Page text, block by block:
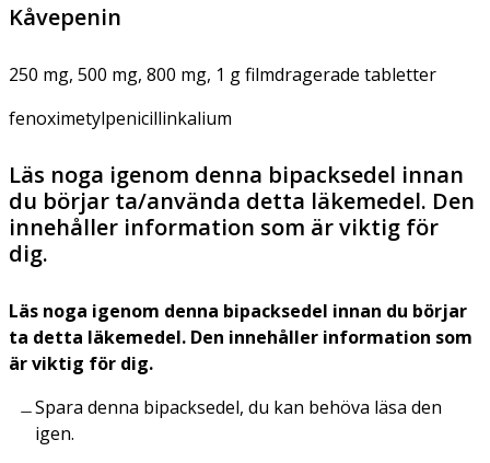
Kåvepenin
250 mg, 500 mg, 800 mg, 1 g filmdragerade tabletter
fenoximetylpenicillinkalium
Läs noga igenom denna bipacksedel innan
du börjar ta/använda detta läkemedel. Den
innehåller information som är viktig för
dig.
Läs noga igenom denna bipacksedel innan du börjar
ta detta läkemedel. Den innehåller information som
är viktig för dig.
Spara denna bipacksedel, du kan behöva läsa den
igen.